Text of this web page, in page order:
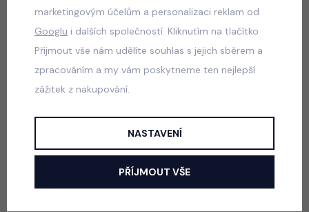
skladem
550 Kč
Luxury Smaragd dress - luxusní dívčí šaty
skladem
Popis Jak vybrat správnou velikost?
marketingovým účelům a personalizaci reklam od
Googlu i dalších společností. Kliknutím na tlačítko
Přijmout vše nám udělíte souhlas s jejich sběrem a
zpracováním a my vám poskytneme ten nejlepší
zážitek z nakupování.
NASTAVENÍ
PŘÍJMOUT VŠE